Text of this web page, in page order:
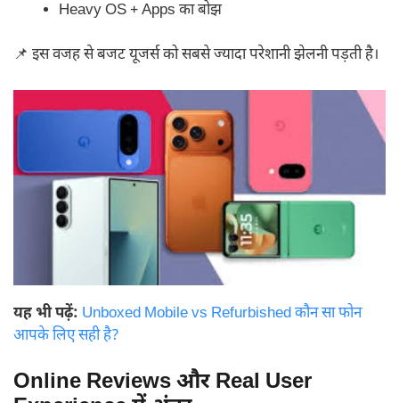
Heavy OS + Apps का बोझ
📌 इस वजह से बजट यूजर्स को सबसे ज्यादा परेशानी झेलनी पड़ती है।
यह भी पढ़ें: Unboxed Mobile vs Refurbished कौन सा फोन
आपके लिए सही है?
Online Reviews और Real User